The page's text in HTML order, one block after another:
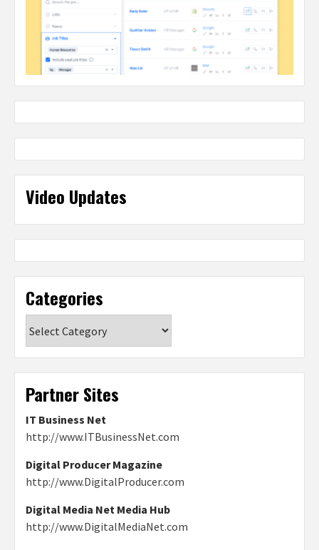
Video Updates
Categories
Partner Sites
IT Business Net
http://www.ITBusinessNet.com
Digital Producer Magazine
http://www.DigitalProducer.com
Digital Media Net Media Hub
http://www.DigitalMediaNet.com